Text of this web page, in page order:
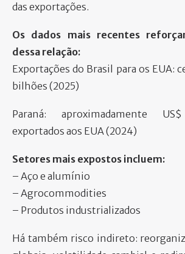
das exportações.
Os dados mais recentes
dessa relação:
Exportações do Brasil para os EUA:
bilhões (2025)
Paraná: aproximadamente
exportados aos EUA (2024)
Setores mais expostos incluem:
– Aço e alumínio
– Agrocommodities
– Produtos industrializados
Há também risco indireto: